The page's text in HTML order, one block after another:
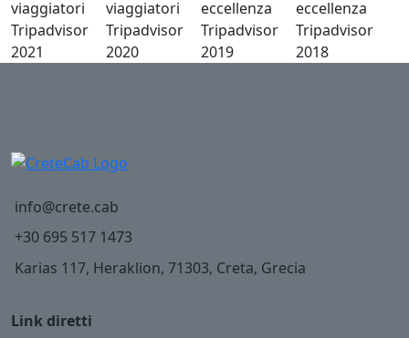
info@crete.cab
+30 695 517 1473
Karias 117, Heraklion, 71303, Creta, Grecia
Link diretti